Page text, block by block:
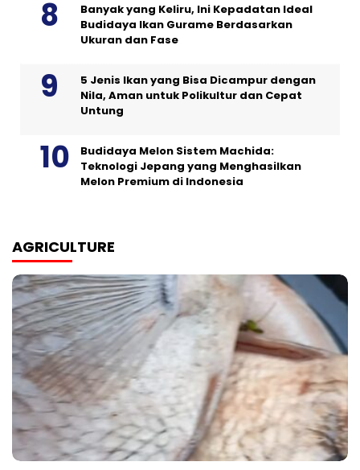
Banyak yang Keliru, Ini Kepadatan Ideal
Budidaya Ikan Gurame Berdasarkan
Ukuran dan Fase
5 Jenis Ikan yang Bisa Dicampur dengan
Nila, Aman untuk Polikultur dan Cepat
Untung
Budidaya Melon Sistem Machida:
Teknologi Jepang yang Menghasilkan
Melon Premium di Indonesia
AGRICULTURE